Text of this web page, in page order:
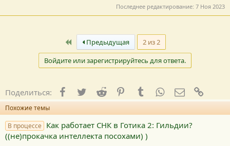
Последнее редактирование: 7 Ноя 2023
ПервыйПредыдущая
2 из 2
Войдите или зарегистрируйтесь для ответа.
Поделиться: Facebook
TwitterReddit PinterestTumblrWhatsApp
E-mail
Похожие темы
В процессе Как работает СНК в Готика 2: Гильдии?
((не)прокачка интеллекта посохами) )